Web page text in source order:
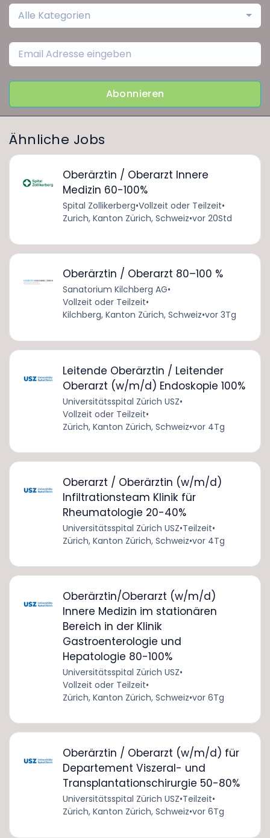
Alle Kategorien
Abonnieren
Ähnliche Jobs
Oberärztin / Oberarzt Innere
Medizin 60-100%
Spital Zollikerberg•Vollzeit oder Teilzeit•
Zurich, Kanton Zürich, Schweiz•vor 20Std
Oberärztin / Oberarzt 80–100 %
Sanatorium Kilchberg AG•
Vollzeit oder Teilzeit•
Kilchberg, Kanton Zürich, Schweiz•vor 3Tg
Leitende Oberärztin / Leitender
Oberarzt (w/m/d) Endoskopie 100%
Universitätsspital Zürich USZ•
Vollzeit oder Teilzeit•
Zürich, Kanton Zürich, Schweiz•vor 4Tg
Oberarzt / Oberärztin (w/m/d)
Infiltrationsteam Klinik für
Rheumatologie 20-40%
Universitätsspital Zürich USZ•Teilzeit•
Zürich, Kanton Zürich, Schweiz•vor 4Tg
Oberärztin/Oberarzt (w/m/d)
Innere Medizin im stationären
Bereich in der Klinik
Gastroenterologie und
Hepatologie 80-100%
Universitätsspital Zürich USZ•
Vollzeit oder Teilzeit•
Zürich, Kanton Zürich, Schweiz•vor 6Tg
Oberärztin / Oberarzt (w/m/d) für
Departement Viszeral- und
Transplantationschirurgie 50-80%
Universitätsspital Zürich USZ•Teilzeit•
Zürich, Kanton Zürich, Schweiz•vor 6Tg